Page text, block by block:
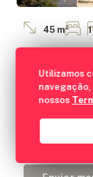
45 m² 1
Dom
Believe
A partir de
Utilizamos
nossos